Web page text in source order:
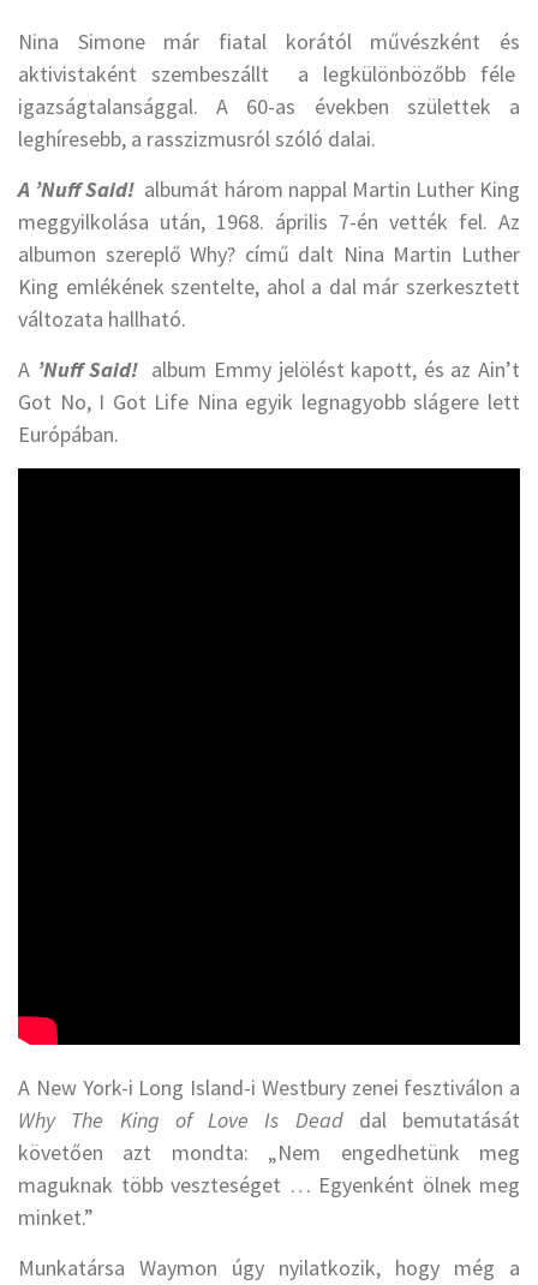
Nina Simone már fiatal korától művészként és
aktivistaként szembeszállt a legkülönbözőbb féle
igazságtalansággal. A 60-as években születtek a
leghíresebb, a rasszizmusról szóló dalai.
A ’Nuff Said! albumát három nappal Martin Luther King
meggyilkolása után, 1968. április 7-én vették fel. Az
albumon szereplő Why? című dalt Nina Martin Luther
King emlékének szentelte, ahol a dal már szerkesztett
változata hallható.
A ’Nuff Said! album Emmy jelölést kapott, és az Ain’t
Got No, I Got Life Nina egyik legnagyobb slágere lett
Európában.
A New York-i Long Island-i Westbury zenei fesztiválon a
Why The King of Love Is Deaddal bemutatását
követően azt mondta: „Nem engedhetünk meg
maguknak több veszteséget … Egyenként ölnek meg
minket.”
Munkatársa Waymon úgy nyilatkozik, hogy még a